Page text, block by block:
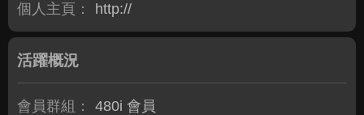
個人主頁： http://
活躍概況
會員群組： 480i 會員